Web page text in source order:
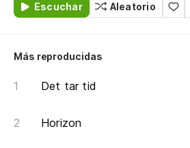
Escuchar Aleatorio
Más reproducidas
Det tar tid
Horizon